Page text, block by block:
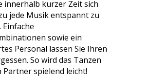
innerhalb kurzer Zeit sich
jede Musik entspannt zu
Einfache
sowie ein
Personal lassen Sie Ihren
So wird das Tanzen
Partner spielend leicht!